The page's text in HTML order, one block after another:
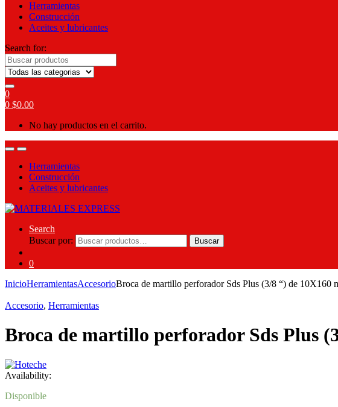
Herramientas
Construcción
Aceites y lubricantes
Search for:
0
0 $0.00
No hay productos en el carrito.
Herramientas
Construcción
Aceites y lubricantes
Search
Buscar por:
Buscar
0
InicioHerramientasAccesorioBroca de martillo perforador Sds Plus (3/8 “) de 10X160
Accesorio, Herramientas
Broca de martillo perforador Sds Plus
Availability:
Disponible